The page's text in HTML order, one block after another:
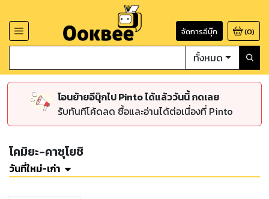
จัดการอีบุ๊ก (0)
ทั้งหมด
โอนย้ายอีบุ๊กไป Pinto ได้แล้ววันนี้ กดเลย
รับทันทีโค้ดลด ซื้อและอ่านได้ต่อเนื่องที่ Pinto
โคมิยะ-คาซุโยชิ
วันที่ใหม่-เก่า